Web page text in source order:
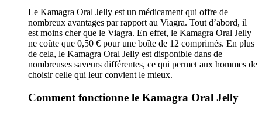
Le Kamagra Oral Jelly est un médicament qui offre de
nombreux avantages par rapport au Viagra. Tout d’abord, il
est moins cher que le Viagra. En effet, le Kamagra Oral Jelly
ne coûte que 0,50 € pour une boîte de 12 comprimés. En plus
de cela, le Kamagra Oral Jelly est disponible dans de
nombreuses saveurs différentes, ce qui permet aux hommes de
choisir celle qui leur convient le mieux.
Comment fonctionne le Kamagra Oral Jelly